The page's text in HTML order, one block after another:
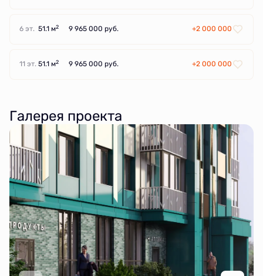
6 эт. 51.1 м2 9 965 000 руб. +2 000 000
11 эт. 51.1 м2 9 965 000 руб. +2 000 000
Галерея проекта